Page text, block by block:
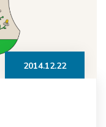
2014.12.22